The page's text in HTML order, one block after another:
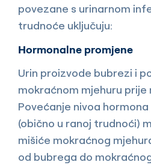
povezane s urinarnom
trudnoće uključuju:
Hormonalne promjene
Urin proizvode bubrezi i
mokraćnom mjehuru prije
Povećanje nivoa
(obično u ranoj trudnoći)
mišiće mokraćnog
od bubrega do